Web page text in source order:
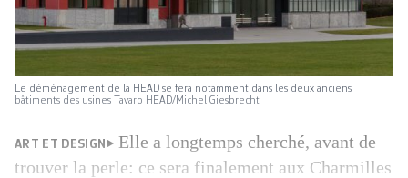
Le déménagement de la HEAD se fera notamment dans les deux anciens
bâtiments des usines Tavaro HEAD/Michel Giesbrecht
ART ET DESIGN
Elle a longtemps cherché, avant de
trouver la perle: ce sera finalement aux Charmilles